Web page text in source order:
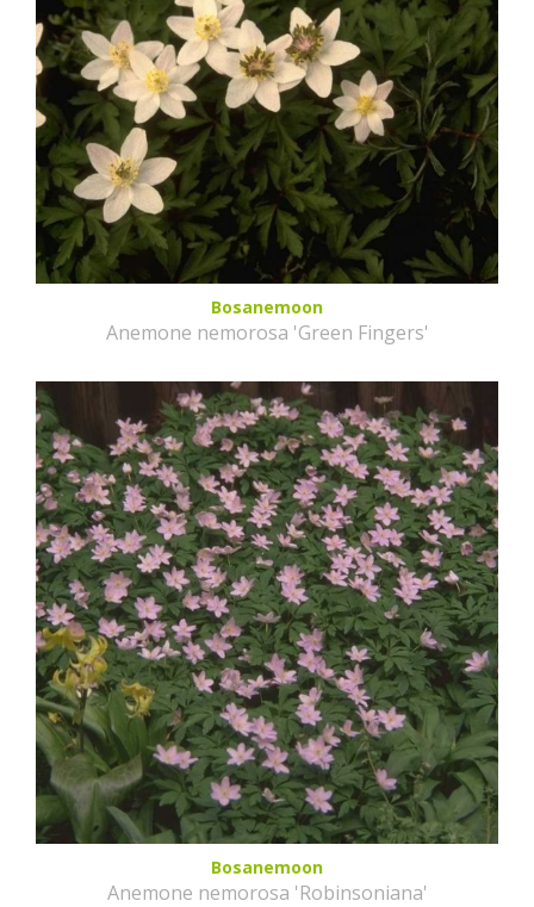
Bosanemoon
Anemone nemorosa 'Green Fingers'
Bosanemoon
Anemone nemorosa 'Robinsoniana'